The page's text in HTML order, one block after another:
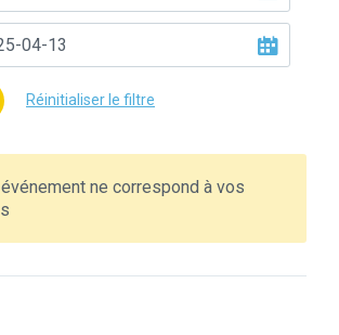
Réinitialiser le filtre
ne correspond à vos